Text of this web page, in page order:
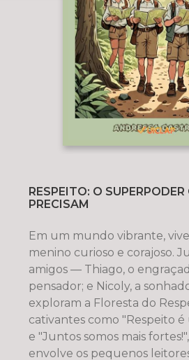
RESPEITO: O
PRECISAM
Em um mundo vibrante,
menino curioso e corajoso.
amigos — Thiago, o
pensador; e Nicoly, a
exploram a Floresta do Respeito. Com
cativantes como "Respeito
e "Juntos somos mais
envolve os pequenos